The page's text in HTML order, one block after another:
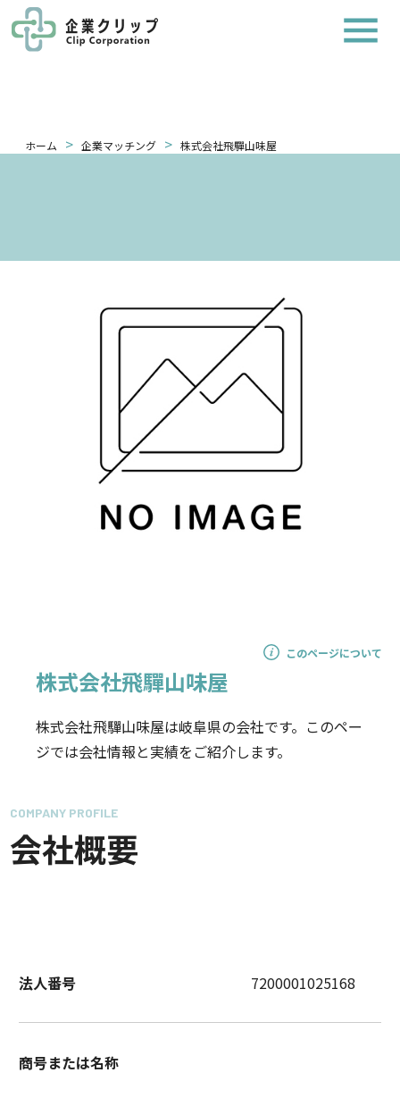
ホーム > 企業マッチング > 株式会社飛驒山味屋
このページについて
株式会社飛驒山味屋
株式会社飛驒山味屋は岐阜県の会社です。このペー
ジでは会社情報と実績をご紹介します。
COMPANY PROFILE
会社概要
法人番号 7200001025168
商号または名称